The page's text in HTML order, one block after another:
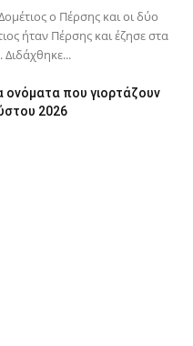
ο Πέρσης και οι δύο
ήταν Πέρσης και έζησε στα
ονόματα που γιορτάζουν
2026